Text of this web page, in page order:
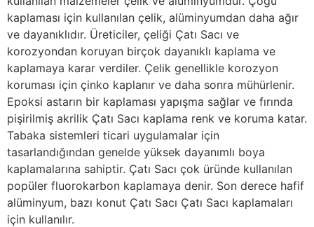
kaplaması için kullanılan çelik, alüminyumdan daha ağır
ve dayanıklıdır. Üreticiler, çeliği Çatı Sacı ve
korozyondan koruyan birçok dayanıklı kaplama ve
kaplamaya karar verdiler. Çelik genellikle korozyon
koruması için çinko kaplanır ve daha sonra mühürlenir.
Epoksi astarın bir kaplaması yapışma sağlar ve fırında
pişirilmiş akrilik Çatı Sacı kaplama renk ve koruma katar.
Tabaka sistemleri ticari uygulamalar için
tasarlandığından genelde yüksek dayanımlı boya
kaplamalarına sahiptir. Çatı Sacı çok üründe kullanılan
popüler fluorokarbon kaplamaya denir. Son derece hafif
alüminyum, bazı konut Çatı Sacı Çatı Sacı kaplamaları
için kullanılır.